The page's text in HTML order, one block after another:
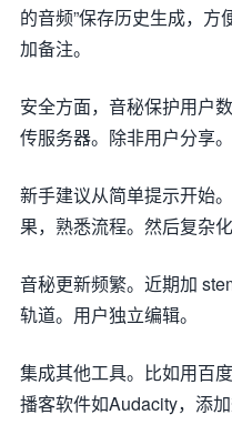
的音频”保存历史生成，方
加备注。
安全方面，音秘保护用户
传服务器。除非用户分享。
新手建议从简单提示开始
果，熟悉流程。然后复杂化
音秘更新频繁。近期加
轨道。用户独立编辑。
集成其他工具。比如用百
播客软件如Audacity，添加